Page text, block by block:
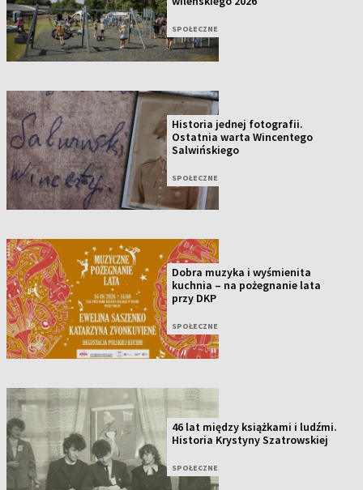
SPOŁECZNE
Historia jednej fotografii.
Ostatnia warta Wincentego
Salwińskiego
SPOŁECZNE
Dobra muzyka i wyśmienita
kuchnia – na pożegnanie lata
przy DKP
SPOŁECZNE
46 lat między książkami i ludźmi.
Historia Krystyny Szatrowskiej
SPOŁECZNE